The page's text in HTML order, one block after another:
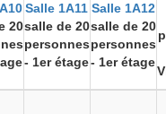
20
Salle 1A11
salle de 20
personnes
- 1er étage
Salle 1A12
salle de 20
personnes
- 1er étage